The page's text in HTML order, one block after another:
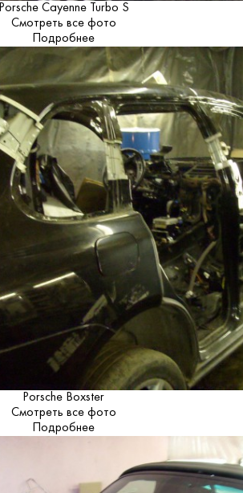
Porsche Cayenne Turbo S
Смотреть все фото
Подробнее
Porsche Boxster
Смотреть все фото
Подробнее